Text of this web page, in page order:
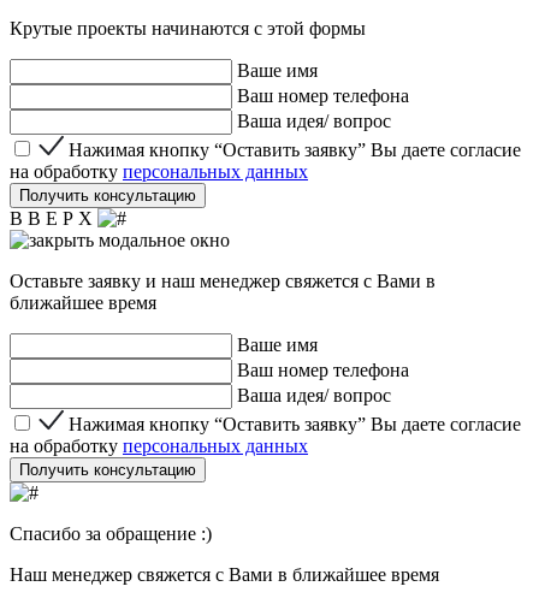
Крутые проекты начинаются с этой формы
Ваше имя
Ваш номер телефона
Ваша идея/ вопрос
Нажимая кнопку “Оставить заявку” Вы даете согласие
Нажимая кнопку “Оставить заявку” Вы даете согласие
на обработку персональных данных
Получить консультацию
В В Е Р Х
Оставьте заявку и наш менеджер свяжется с Вами в
ближайшее время
Ваше имя
Ваш номер телефона
Ваша идея/ вопрос
Нажимая кнопку “Оставить заявку” Вы даете согласие
Нажимая кнопку “Оставить заявку” Вы даете согласие
на обработку персональных данных
Получить консультацию
Спасибо за обращение :)
Наш менеджер свяжется с Вами в ближайшее время